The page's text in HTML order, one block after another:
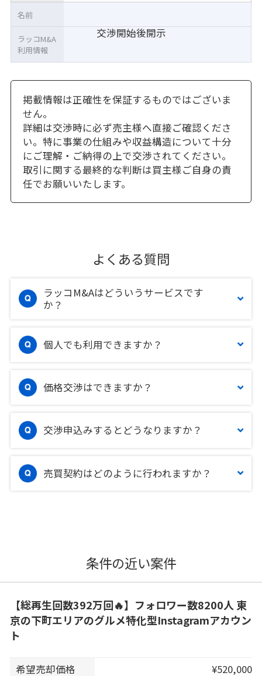
交渉開始後開示
名前
ラッコM&A
利用情報
掲載情報は正確性を保証するものではございま
せん。
詳細は交渉時に必ず売主様へ直接ご確認くださ
い。特に事業の仕組みや収益構造について十分
にご理解・ご納得の上で交渉されてください。
取引に関する最終的な判断は買主様ご自身の責
任でお願いいたします。
よくある質問
ラッコM&Aはどういうサービスです
か？
個人でも利用できますか？
価格交渉はできますか？
交渉申込みするとどうなりますか？
売買契約はどのように行われますか？
条件の近い案件
【総再生回数392万回🔥】フォロワー数8200人 東
京の下町エリアのグルメ特化型Instagramアカウン
ト
希望売却価格 ¥520,000